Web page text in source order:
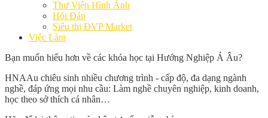
Thư Viện Hình Ảnh
Hỏi Đáp
Siêu thị ĐVP Market
Việc Làm
Bạn muốn hiểu hơn về các khóa học tại Hướng Nghiệp Á Âu?
HNAAu chiêu sinh nhiều chương trình - cấp độ, đa dạng ngành
nghề, đáp ứng mọi nhu cầu: Làm nghề chuyên nghiệp, kinh doanh,
học theo sở thích cá nhân…